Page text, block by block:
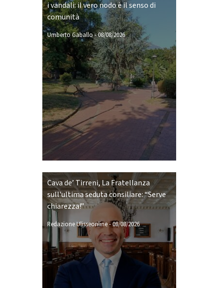
i vandali: il vero nodo è il senso di
comunità
Umberto Gaballo-08/08/2026
Cava de’ Tirreni, La Fratellanza
sull'ultima seduta consiliare: “Serve
chiarezza!”
Redazione Ulisseonline-08/08/2026